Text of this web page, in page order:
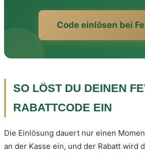
Code einlösen bei
SO LÖST DU DEINEN
RABATTCODE EIN
Die Einlösung dauert nur einen
an der Kasse ein, und der Rabatt wird